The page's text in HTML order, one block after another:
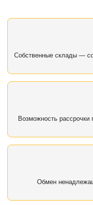
Собственные склады —
Возможность
Обмен